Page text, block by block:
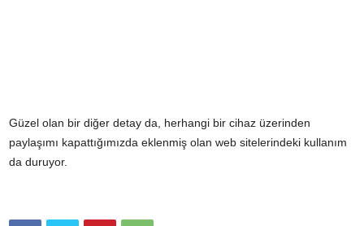
Güzel olan bir diğer detay da, herhangi bir cihaz üzerinden
paylaşımı kapattığımızda eklenmiş olan web sitelerindeki kullanım
da duruyor.